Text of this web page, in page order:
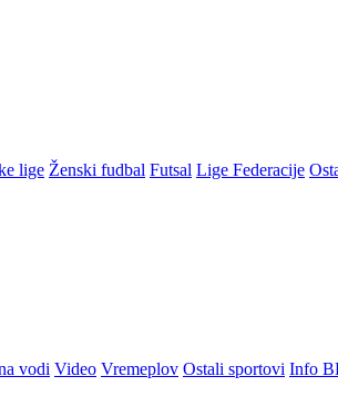
lige Ženski fudbal Futsal Lige Federacije
vodi Video Vremeplov Ostali sportovi Info